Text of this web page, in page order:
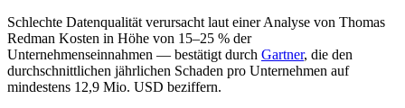
Schlechte Datenqualität verursacht laut einer Analyse von Thomas
Redman Kosten in Höhe von 15–25 % der
Unternehmenseinnahmen — bestätigt durch Gartner, die den
durchschnittlichen jährlichen Schaden pro Unternehmen auf
mindestens 12,9 Mio. USD beziffern.